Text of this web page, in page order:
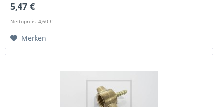
5,47 €
Nettopreis: 4,60 €
Merken